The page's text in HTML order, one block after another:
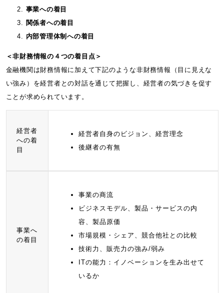
事業への着目
関係者への着目
内部管理体制への着目
＜非財務情報の４つの着目点＞
金融機関は財務情報に加えて下記のような非財務情報（目に見えな
い強み）を経営者との対話を通じて把握し、経営者の気づきを促す
ことが求められています。
経営者
への着
目
経営者自身のビジョン、経営理念
後継者の有無
事業へ
の着目
事業の商流
ビジネスモデル、製品・サービスの内
容、製品原価
市場規模・シェア、競合他社との比較
技術力、販売力の強み/弱み
ITの能力：イノベーションを生み出せて
いるか